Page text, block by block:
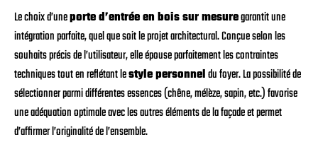
Le choix d’uneporte d’entrée en bois sur mesuregarantit une
intégration parfaite, quel que soit le projet architectural. Conçue selon les
souhaits précis de l’utilisateur, elle épouse parfaitement les contraintes
techniques tout en reflétant lestyle personneldu foyer. La possibilité de
sélectionner parmi différentes essences (chêne, mélèze, sapin, etc.) favorise
une adéquation optimale avec les autres éléments de la façade et permet
d’affirmer l’originalité de l’ensemble.